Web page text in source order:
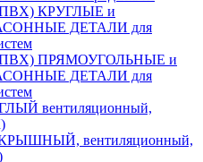
КРУГЛЫЕ и
ДЕТАЛИ для
ПРЯМОУГОЛЬНЫЕ и
ДЕТАЛИ для
вентиляционный,
вентиляционный,